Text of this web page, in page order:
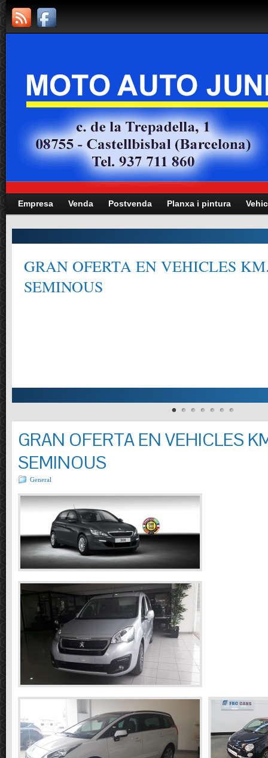
Empresa Venda Postvenda Planxa i pintura
GRAN OFERTA EN VEHICLES
SEMINOUS
GRAN OFERTA EN VEHICLES
SEMINOUS
General